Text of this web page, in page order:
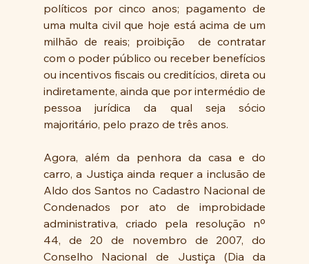
políticos por cinco anos; pagamento de
uma multa civil que hoje está acima de um
milhão de reais; proibição  de contratar
com o poder público ou receber benefícios
ou incentivos fiscais ou creditícios, direta ou
indiretamente, ainda que por intermédio de
pessoa jurídica da qual seja sócio
majoritário, pelo prazo de três anos.
Agora, além da penhora da casa e do
carro, a Justiça ainda requer a inclusão de
Aldo dos Santos no Cadastro Nacional de
Condenados por ato de improbidade
administrativa, criado pela resolução nº
44, de 20 de novembro de 2007, do
Conselho Nacional de Justiça (Dia da